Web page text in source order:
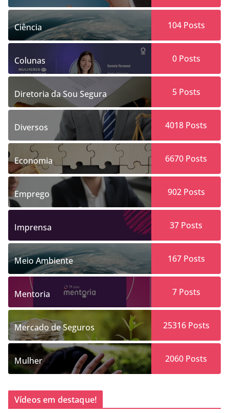
Ciência 104Posts
Colunas 0Posts
Diretoria da Sou Segura 5Posts
Diversos 4018 Posts
Economia 6670 Posts
Emprego 902Posts
Imprensa 37 Posts
Meio Ambiente 167Posts
Mentoria 7Posts
Mercado de Seguros 25316Posts
Mulher 2060 Posts
Vídeos em destaque!